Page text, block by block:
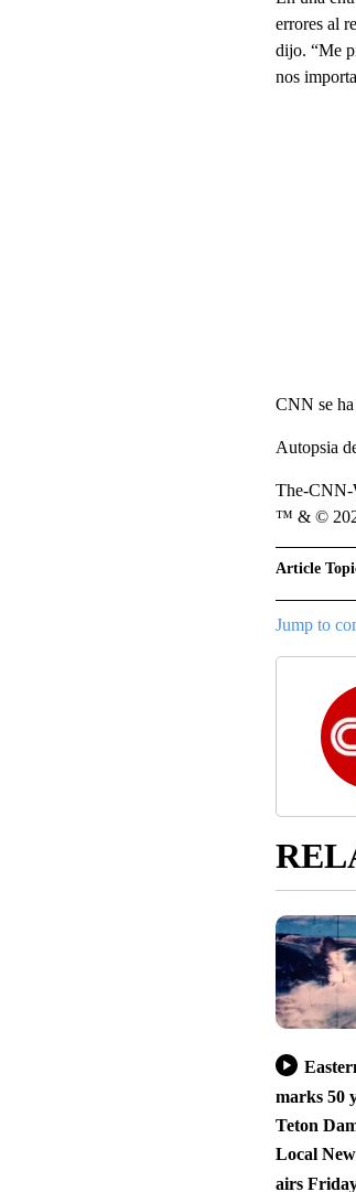
errores al
dijo. “Me
nos
CNN se ha
Autopsia
The-CNN-
™ & ©
Article
Jump to
marks 50
Teton
Local
airs